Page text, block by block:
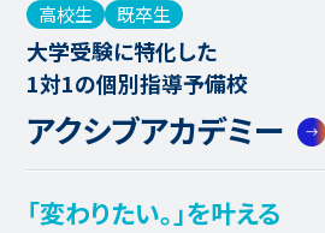
高校生 既卒生
大学受験に特化した
1対1の個別指導予備校
アクシブアカデミー
「変わりたい。」を叶える